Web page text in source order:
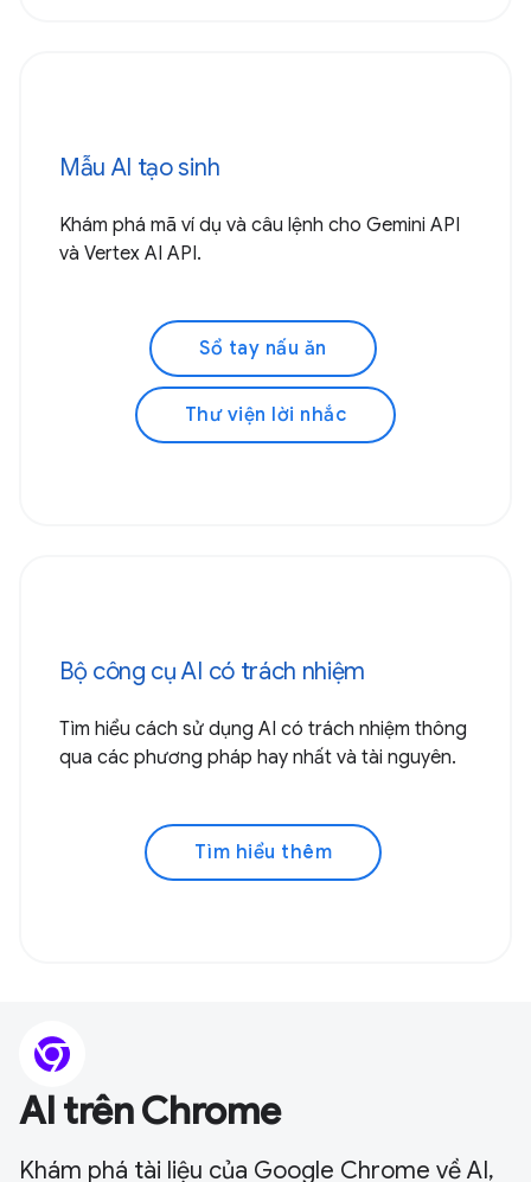
Mẫu AI tạo sinh
Khám phá mã ví dụ và câu lệnh cho Gemini API
và Vertex AI API.
Sổ tay nấu ăn
Thư viện lời nhắc
Bộ công cụ AI có trách nhiệm
Tìm hiểu cách sử dụng AI có trách nhiệm thông
qua các phương pháp hay nhất và tài nguyên.
Tìm hiểu thêm
AI trên Chrome
Khám phá tài liệu của Google Chrome về AI,